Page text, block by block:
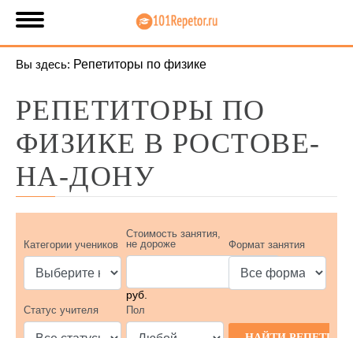
Вы здесь: Репетиторы по физике
РЕПЕТИТОРЫ ПО
ФИЗИКЕ В РОСТОВЕ-
НА-ДОНУ
Категории учеников
Стоимость занятия,
не дороже
руб.
Формат занятия
Статус учителя Пол